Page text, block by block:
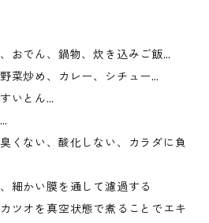
おでん、鍋物、炊き込みご飯…
菜炒め、カレー、シチュー…
いとん…
くない、酸化しない、カラダに負
細かい膜を通して濾過する
ツオを真空状態で煮ることでエキ